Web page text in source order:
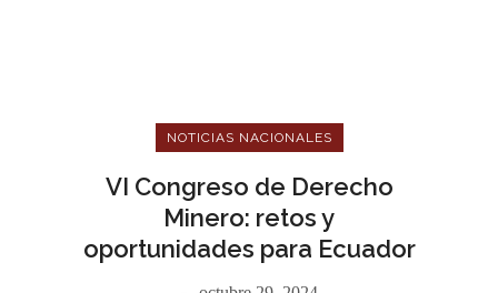
NOTICIAS NACIONALES
VI Congreso de Derecho
Minero: retos y
oportunidades para Ecuador